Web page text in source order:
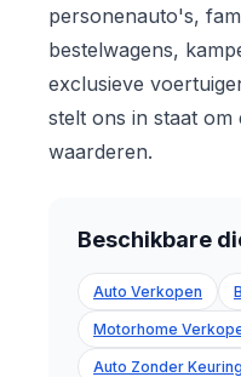
personenauto's,
bestelwagens,
exclusieve
stelt ons in staat
waarderen.
Beschikbare
Auto Verkopen
Motorhome
Auto Zonder